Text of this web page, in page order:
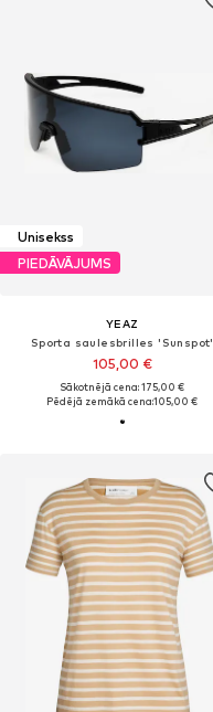
Unisekss
PIEDĀVĀJUMS
YEAZ
Sporta saulesbrilles 'Sunspot'
105,00 €
Sākotnējā cena: 175,00 €
Pēdējā zemākā cena:105,00 €